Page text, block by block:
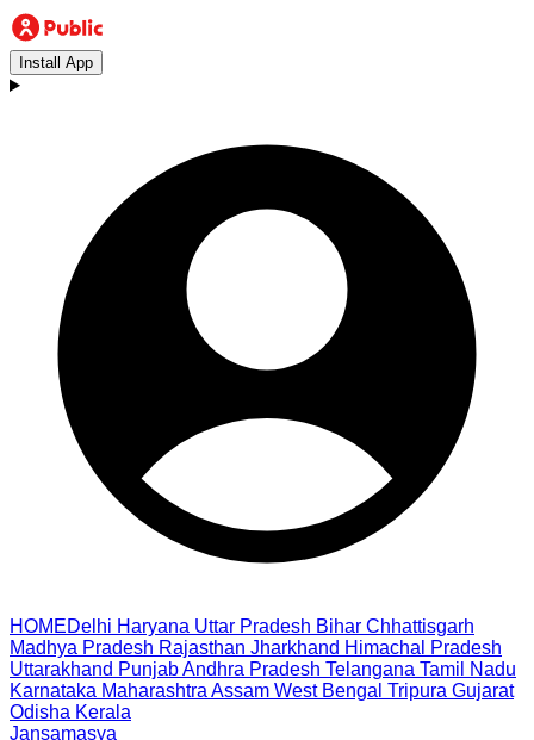
Install App
HOMEDelhi Haryana Uttar Pradesh Bihar Chhattisgarh
Madhya Pradesh Rajasthan Jharkhand Himachal Pradesh
Uttarakhand PunjabAndhra Pradesh Telangana Tamil Nadu
Karnataka Maharashtra Assam West Bengal Tripura Gujarat
Odisha Kerala
Jansamasya